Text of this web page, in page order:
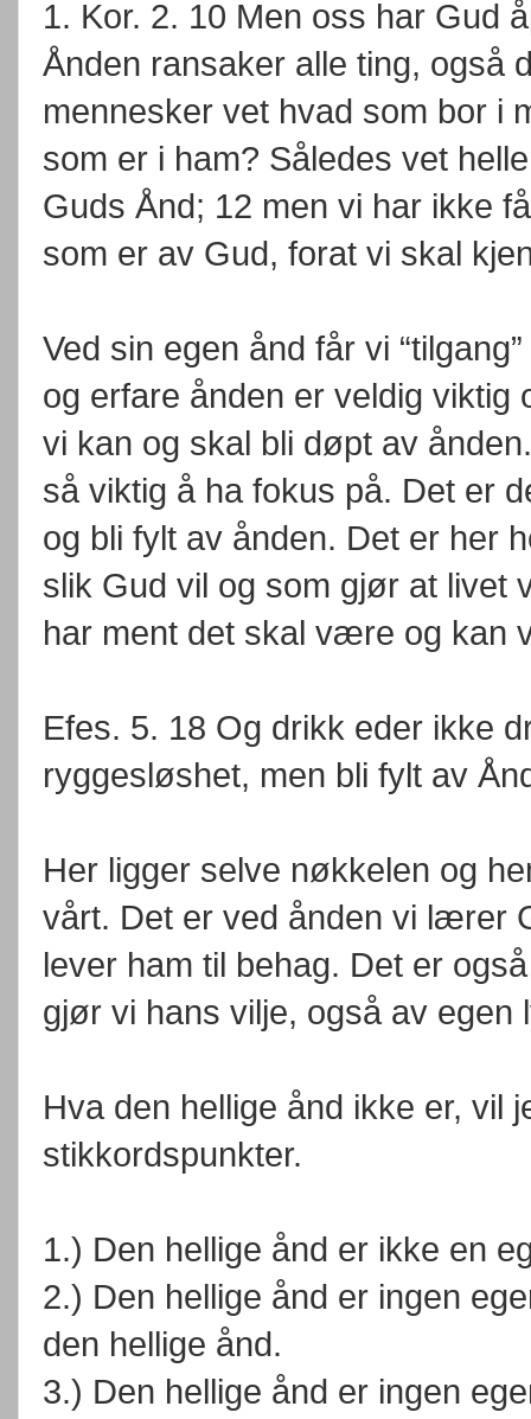
1. Kor. 2. 10 Men oss har Gud
Ånden ransaker alle ting, også
mennesker vet hvad som bor i
som er i ham? Således vet
Guds Ånd; 12 men vi har ikke
som er av Gud, forat vi skal
Ved sin egen ånd får vi
og erfare ånden er veldig viktig
vi kan og skal bli døpt av
så viktig å ha fokus på. Det er
og bli fylt av ånden. Det er her
slik Gud vil og som gjør at livet
har ment det skal være og kan
Efes. 5. 18 Og drikk eder ikke
ryggesløshet, men bli fylt av
Her ligger selve nøkkelen og
vårt. Det er ved ånden vi lærer
lever ham til behag. Det er
gjør vi hans vilje, også av egen
Hva den hellige ånd ikke er, vil
stikkordspunkter.
1.) Den hellige ånd er ikke en
2.) Den hellige ånd er ingen
den hellige ånd.
3.) Den hellige ånd er ingen